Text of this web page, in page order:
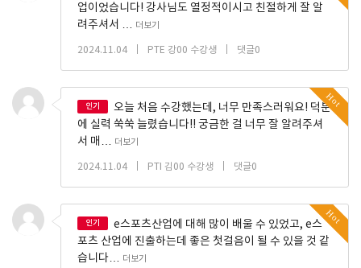
업이었습니다! 강사님도 열정적이시고 친절하게 잘 알
려주셔서 … 더보기
2024.11.04 PTE 강00 수강생 댓글0
Hot
인기
오늘 처음 수강했는데, 너무 만족스러워요! 덕분
에 실력 쑥쑥 늘렸습니다!! 궁금한 걸 너무 잘 알려주셔
서 매… 더보기
2024.11.04 PTI 김00 수강생 댓글0
Hot
인기
e스포츠산업에 대해 많이 배울 수 있었고, e스
포츠 산업에 진출하는데 좋은 첫걸음이 될 수 있을 것 같
습니다… 더보기